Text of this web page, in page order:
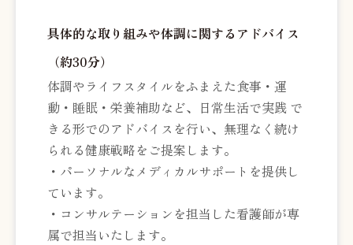
具体的な取り組みや体調に関するアドバイス
（約30分）
体調やライフスタイルをふまえた食事・運
動・睡眠・栄養補助など、日常生活で実践 で
きる形でのアドバイスを行い、無理なく続け
られる健康戦略をご提案します。
・パーソナルなメディカルサポートを提供し
ています。
・コンサルテーションを担当した看護師が専
属で担当いたします。